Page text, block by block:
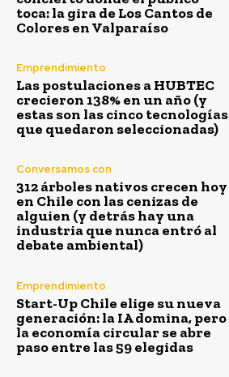
toca: la gira de Los Cantos de
Colores en Valparaíso
Emprendimiento
Las postulaciones a HUBTEC
crecieron 138% en un año (y
estas son las cinco tecnologías
que quedaron seleccionadas)
Conversamos con
312 árboles nativos crecen hoy
en Chile con las cenizas de
alguien (y detrás hay una
industria que nunca entró al
debate ambiental)
Emprendimiento
Start-Up Chile elige su nueva
generación: la IA domina, pero
la economía circular se abre
paso entre las 59 elegidas